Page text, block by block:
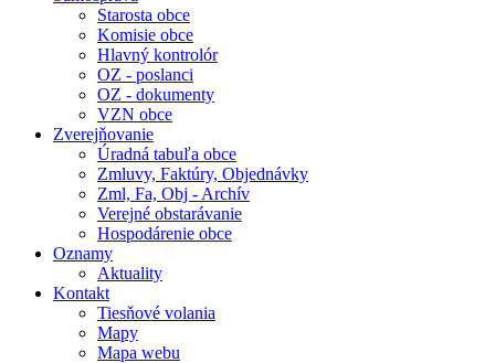
Starosta obce
Komisie obce
Hlavný kontrolór
OZ - poslanci
OZ - dokumenty
VZN obce
Zverejňovanie
Úradná tabuľa obce
Zmluvy, Faktúry, Objednávky
Zml, Fa, Obj - Archív
Verejné obstarávanie
Hospodárenie obce
Oznamy
Aktuality
Kontakt
Tiesňové volania
Mapy
Mapa webu